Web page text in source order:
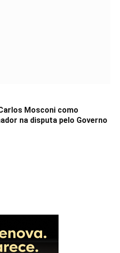
Mosconi como
na disputa pelo Governo